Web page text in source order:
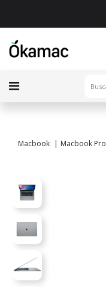
Macbook Macbook Pro